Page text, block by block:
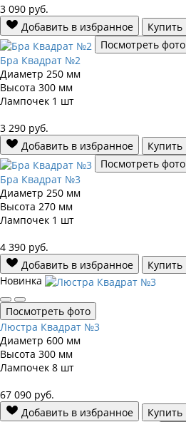
3 090 руб.
Добавить в избранное
Купить
Посмотреть фото
Бра Квадрат №2
Диаметр 250 мм
Высота 300 мм
Лампочек 1 шт
3 290 руб.
Добавить в избранное
Купить
Посмотреть фото
Бра Квадрат №3
Диаметр 250 мм
Высота 270 мм
Лампочек 1 шт
4 390 руб.
Добавить в избранное
Купить
Новинка
Посмотреть фото
Люстра Квадрат №3
Диаметр 600 мм
Высота 300 мм
Лампочек 8 шт
67 090 руб.
Добавить в избранное
Купить